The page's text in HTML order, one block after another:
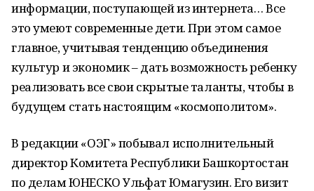
информации, поступающей из интернета… Все
это умеют современные дети. При этом самое
главное, учитывая тенденцию объединения
культур и экономик – дать возможность ребенку
реализовать все свои скрытые таланты, чтобы в
будущем стать настоящим «космополитом».
В редакции «ОЭГ» побывал исполнительный
директор Комитета Республики Башкортостан
по делам ЮНЕСКО Ульфат Юмагузин. Его визит